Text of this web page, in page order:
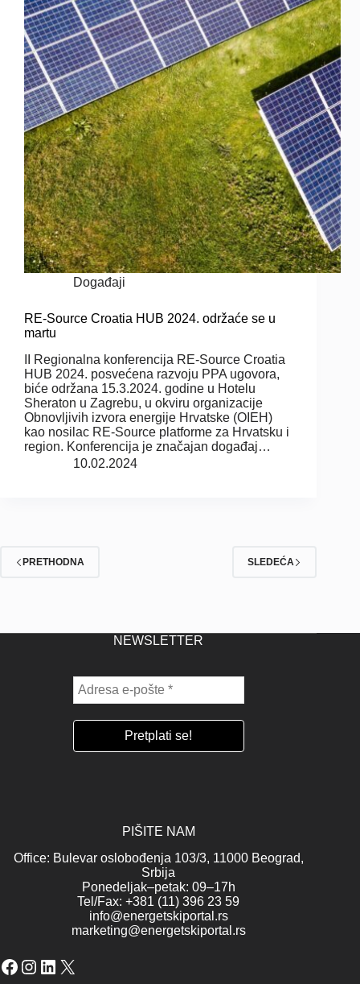
Događaji
RE-Source Croatia HUB 2024. održaće se u
martu
II Regionalna konferencija RE-Source Croatia
HUB 2024. posvećena razvoju PPA ugovora,
biće održana 15.3.2024. godine u Hotelu
Sheraton u Zagrebu, u okviru organizacije
Obnovljivih izvora energije Hrvatske (OIEH)
kao nosilac RE-Source platforme za Hrvatsku i
region. Konferencija je značajan događaj…
10.02.2024
PRETHODNA SLEDEĆA
NEWSLETTER
PIŠITE NAM
Office: Bulevar oslobođenja 103/3, 11000 Beograd,
Srbija
Ponedeljak–petak: 09–17h
Tel/Fax: +381 (11) 396 23 59
info@energetskiportal.rs
marketing@energetskiportal.rs
Facebook
Instagram
LinkedIn
X